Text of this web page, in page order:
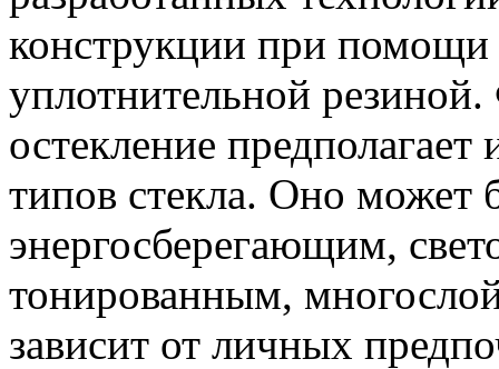
конструкции при
уплотнительной
остекление
типов стекла. Оно может
энергосберегающим,
тонированным,
зависит от личных